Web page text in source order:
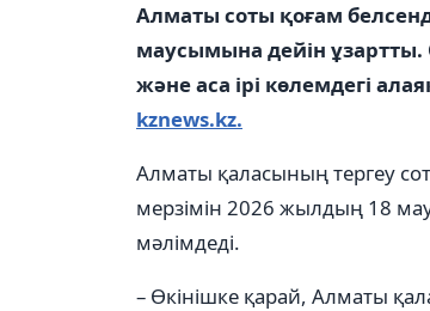
Алматы соты қоғам
маусымына дейін
және аса ірі көлемдегі
kznews.kz.
Алматы қаласының тергеу
мерзімін 2026 жылдың 18
мәлімдеді.
– Өкінішке қарай, Алматы